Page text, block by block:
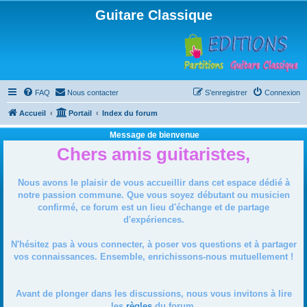
Guitare Classique
FAQ Nous contacter Connexion
S’enregistrer
Accueil Portail Index du forum
Message de bienvenue
Chers amis guitaristes,
Nous avons le plaisir de vous accueillir dans cet espace dédié à
notre passion commune. Que vous soyez débutant ou musicien
confirmé, ce forum est un lieu d'échange et de partage
d'expériences.
N'hésitez pas à vous connecter, à poser vos questions et à partager
vos connaissances. Ensemble, enrichissons-nous mutuellement !
Avant de plonger dans les discussions, nous vous invitons à lire